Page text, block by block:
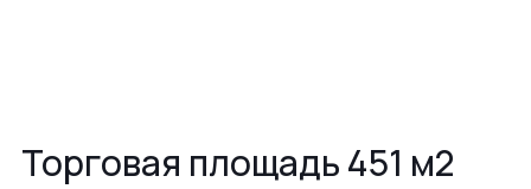
Торговая площадь 451 м2